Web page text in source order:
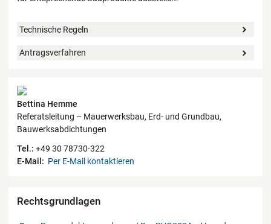
Technische Regeln
Antragsverfahren
Kontaktdaten
Bettina Hemme
Referatsleitung – Mauerwerksbau, Erd- und Grundbau,
Bauwerksabdichtungen
Tel.: +49 30 78730-322
E-Mail: Per E-Mail kontaktieren
Rechtsgrundlagen